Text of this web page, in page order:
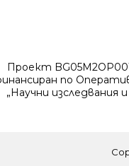
Проект
по
„Научни изследвания